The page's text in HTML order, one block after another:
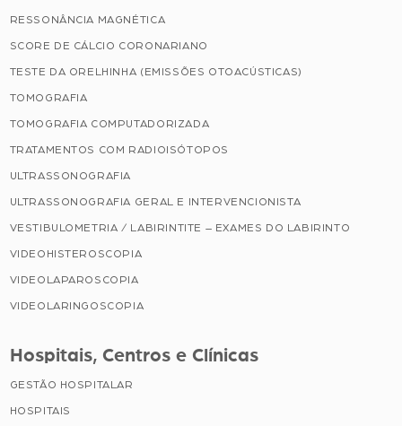
RESSONÂNCIA MAGNÉTICA
SCORE DE CÁLCIO CORONARIANO
TESTE DA ORELHINHA (EMISSÕES OTOACÚSTICAS)
TOMOGRAFIA
TOMOGRAFIA COMPUTADORIZADA
TRATAMENTOS COM RADIOISÓTOPOS
ULTRASSONOGRAFIA
ULTRASSONOGRAFIA GERAL E INTERVENCIONISTA
VESTIBULOMETRIA / LABIRINTITE – EXAMES DO LABIRINTO
VIDEOHISTEROSCOPIA
VIDEOLAPAROSCOPIA
VIDEOLARINGOSCOPIA
Hospitais, Centros e Clínicas
GESTÃO HOSPITALAR
HOSPITAIS